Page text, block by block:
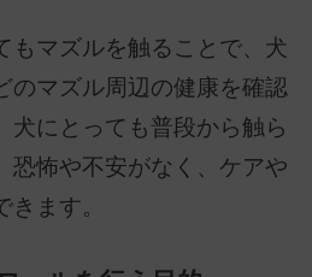
もマズルを触ることで、犬
のマズル周辺の健康を確認
犬にとっても普段から触ら
恐怖や不安がなく、ケアや
ます。